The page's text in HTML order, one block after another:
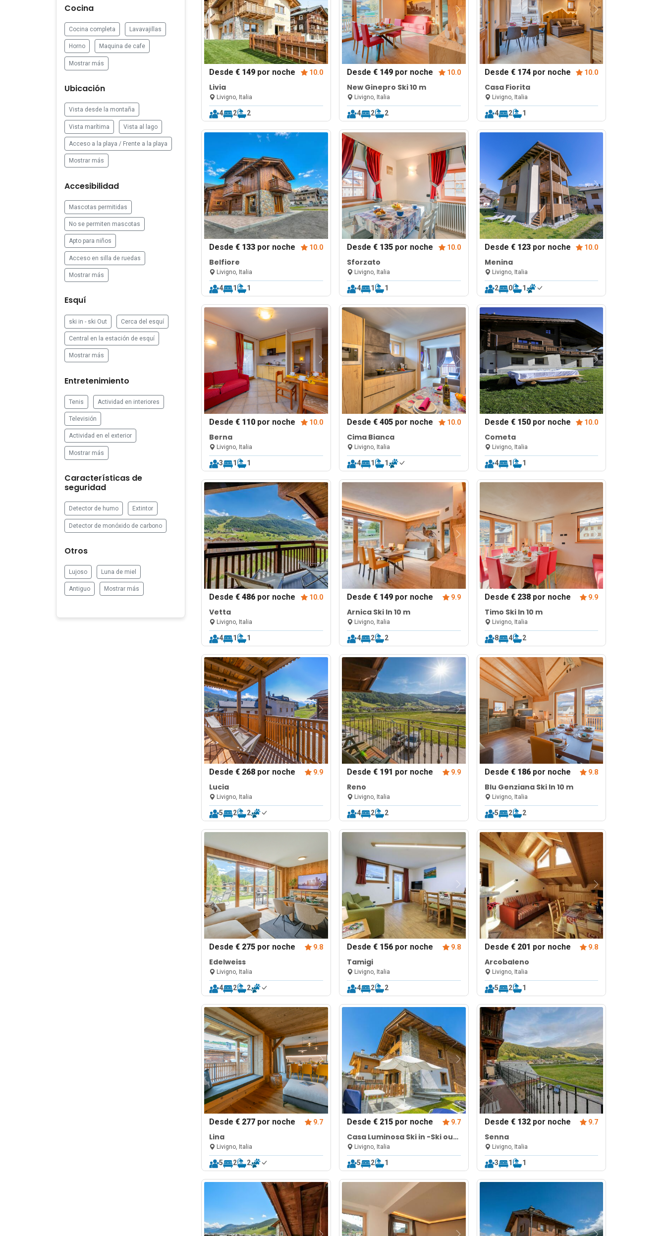
Cocina
Cocina completa Lavavajillas
Horno Maquina de cafe
Mostrar más
Ubicación
Vista desde la montaña
Vista marítima Vista al lago
Acceso a la playa / Frente a la playa
Mostrar más
Accesibilidad
Mascotas permitidas
No se permiten mascotas
Apto para niños
Acceso en silla de ruedas
Mostrar más
Esquí
ski in - ski Out Cerca del esquí
Central en la estación de esquí
Mostrar más
Entretenimiento
Tenis Actividad en interiores
Televisión
Actividad en el exterior
Mostrar más
Características de
seguridad
Detector de humo Extintor
Detector de monóxido de carbono
Otros
Lujoso Luna de miel
Antiguo Mostrar más
Desde€ 149 por noche 10.0
Livia
Livigno, Italia
4 2 2
Desde € 149por noche 10.0
New Ginepro Ski 10 m
Livigno, Italia
4 2 2
Desde € 174por noche 10.0
Casa Fiorita
Livigno, Italia
4 2 1
Desde€ 133 por noche 10.0
Belfiore
Livigno, Italia
4 1 1
Desde € 135por noche 10.0
Sforzato
Livigno, Italia
4 1 1
Desde € 123por noche 10.0
Menina
Livigno, Italia
2 0 1
Desde€ 110 por noche 10.0
Berna
Livigno, Italia
3 1 1
Desde € 405por noche 10.0
Cima Bianca
Livigno, Italia
4 1 1
Desde € 150por noche 10.0
Cometa
Livigno, Italia
4 1 1
Desde€ 486 por noche 10.0
Vetta
Livigno, Italia
4 1 1
Desde € 149por noche 9.9
Arnica Ski In 10 m
Livigno, Italia
4 2 2
Desde € 238por noche 9.9
Timo Ski In 10 m
Livigno, Italia
8 4 2
Desde€ 268 por noche 9.9
Lucia
Livigno, Italia
5 2 2
Desde € 191 por noche 9.9
Reno
Livigno, Italia
4 2 2
Desde € 186por noche 9.8
Blu Genziana Ski In 10 m
Livigno, Italia
5 2 2
Desde€ 275 por noche 9.8
Edelweiss
Livigno, Italia
4 2 2
Desde € 156por noche 9.8
Tamigi
Livigno, Italia
4 2 2
Desde € 201 por noche 9.8
Arcobaleno
Livigno, Italia
5 2 1
Desde€ 277 por noche 9.7
Lina
Livigno, Italia
5 2 2
Desde € 215por noche 9.7
Casa Luminosa Ski in -Ski out
100m
Livigno, Italia
5 2 1
Desde € 132por noche 9.7
Senna
Livigno, Italia
3 1 1